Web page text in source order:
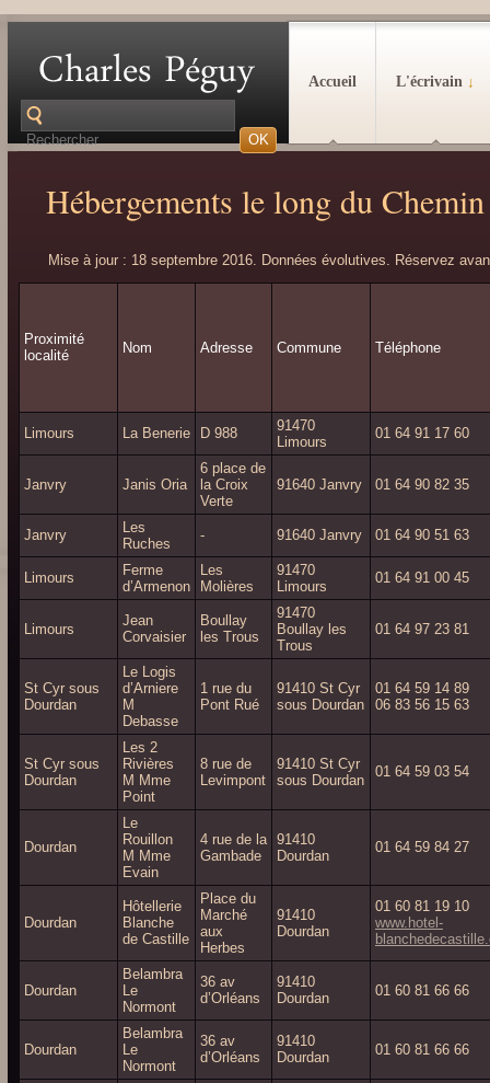
Accueil L'écrivain ↓
Hébergements le long du
Mise à jour : 18 septembre 2016. Données évolutives. Réservez
Proximité
localité
Nom Adresse Commune Téléphone
Limours La Benerie D 988
91470
Limours
01 64 91 17 60
Janvry Janis Oria
6 place de
la Croix
Verte
91640 Janvry 01 64 90 82 35
Janvry
Les
Ruches
- 91640 Janvry 01 64 90 51 63
Limours
Ferme
d’Armenon
Les
Molières
91470
Limours
01 64 91 00 45
Limours
Jean
Corvaisier
Boullay
les Trous
91470
Boullay les
Trous
01 64 97 23 81
St Cyr sous
Dourdan
Le Logis
d’Arniere
M
Debasse
1 rue du
Pont Rué
91410 St Cyr
sous Dourdan
01 64 59 14 89
06 83 56 15 63
St Cyr sous
Dourdan
Les 2
Rivières
M Mme
Point
8 rue de
Levimpont
91410 St Cyr
sous Dourdan
01 64 59 03 54
Dourdan
Le
Rouillon
M Mme
Evain
4 rue de la
Gambade
91410
Dourdan
01 64 59 84 27
Dourdan
Hôtellerie
Blanche
de Castille
Place du
Marché
aux
Herbes
91410
Dourdan
01 60 81 19 10
www.hotel-
Dourdan
Belambra
Le
Normont
36 av
d’Orléans
91410
Dourdan
01 60 81 66 66
Dourdan
Belambra
Le
Normont
36 av
d’Orléans
91410
Dourdan
01 60 81 66 66